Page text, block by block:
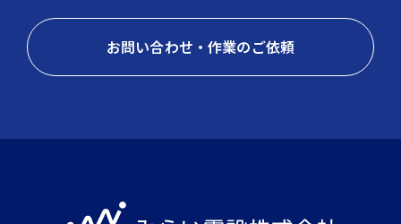
お問い合わせ・作業のご依頼